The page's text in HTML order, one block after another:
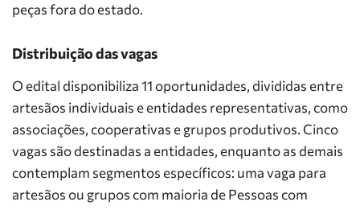
peças fora do estado.
Distribuição das vagas
O edital disponibiliza 11 oportunidades, divididas entre
artesãos individuais e entidades representativas, como
associações, cooperativas e grupos produtivos. Cinco
vagas são destinadas a entidades, enquanto as demais
contemplam segmentos específicos: uma vaga para
artesãos ou grupos com maioria de Pessoas com